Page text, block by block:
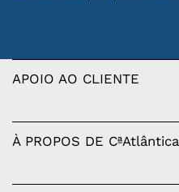
APOIO AO CLIENTE
À PROPOS DE CªAtlântica